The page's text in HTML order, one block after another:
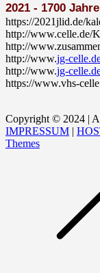
2021 - 1700
https://2021jlid.de/
http://www.celle.de/
http://
http://www.jg-
http://www.jg-
https://www.vhs-
Copyright © 2024 |
IMPRESSUM |
Themes